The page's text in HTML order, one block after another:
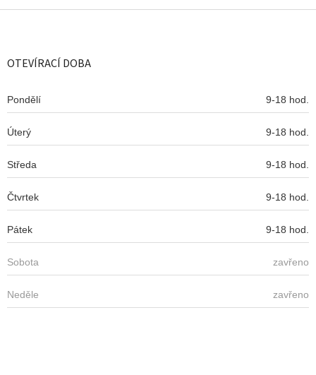
Z
OTEVÍRACÍ DOBA
Pondělí 9-18 hod.
Úterý 9-18 hod.
Středa 9-18 hod.
Čtvrtek 9-18 hod.
Pátek 9-18 hod.
Sobota zavřeno
Neděle zavřeno